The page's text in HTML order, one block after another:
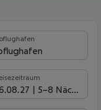
5-8 Nächte